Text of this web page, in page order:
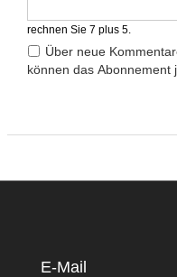
rechnen Sie 7 plus 5.
Über neue
können das Abonnement
E-Mail